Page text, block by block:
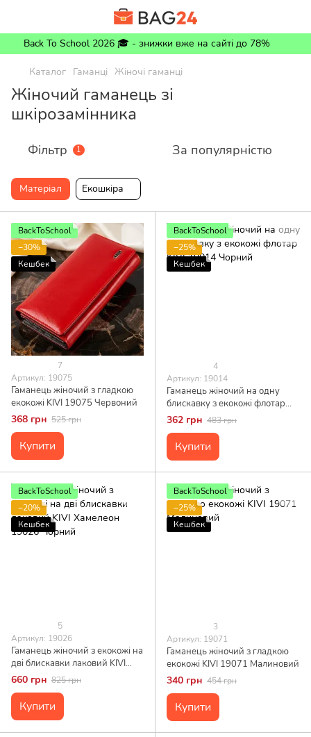
Back To School 2026 🎓 - знижки вже на сайті до 78%
Каталог Гаманці Жіночі гаманці
Жіночий гаманець зі
шкірозамінника
Фільтр 1 За популярністю
Матеріал Екошкіра
BackToSchool
−30%
Кешбек
7
Артикул: 19075
Гаманець жіночий з гладкою
екокожі KIVI 19075 Червоний
368 грн 525 грн
Купити
BackToSchool
−25%
Кешбек
4
Артикул: 19014
Гаманець жіночий на одну
блискавку з екокожі флотар
KIVI 19014 Чорний
362 грн 483 грн
Купити
BackToSchool
−20%
Кешбек
5
Артикул: 19026
Гаманець жіночий з екокожі на
дві блискавки лаковий KIVI
Хамелеон 19026 Чорний
660 грн 825 грн
Купити
BackToSchool
−25%
Кешбек
3
Артикул: 19071
Гаманець жіночий з гладкою
екокожі KIVI 19071 Малиновий
340 грн 454 грн
Купити